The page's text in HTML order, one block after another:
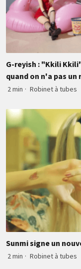
G-reyish : "Kkili
quand on n'a pas un
2 min · Robinet à tubes
Sunmi signe un
2 min · Robinet à tubes